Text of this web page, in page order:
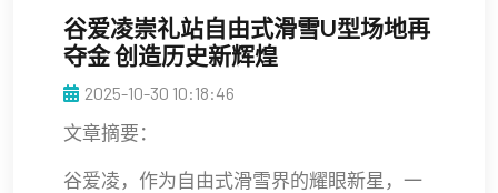
谷爱凌崇礼站自由式滑雪U型场地再
夺金 创造历史新辉煌
2025-10-30 10:18:46
文章摘要：
谷爱凌，作为自由式滑雪界的耀眼新星，一